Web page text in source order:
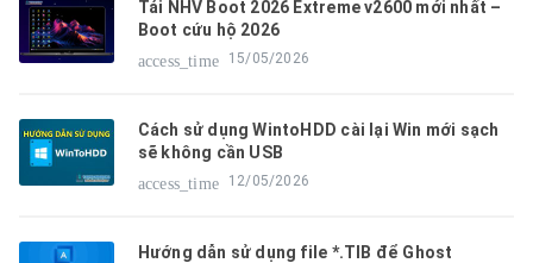
Tải NHV Boot 2026 Extreme v2600 mới nhất –
Boot cứu hộ 2026
access_time
15/05/2026
Cách sử dụng WintoHDD cài lại Win mới sạch
sẽ không cần USB
access_time
12/05/2026
Hướng dẫn sử dụng file *.TIB để Ghost